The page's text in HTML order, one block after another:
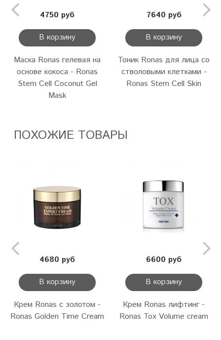
4750 руб
В корзину
Маска Ronas гелевая на
основе кокоса - Ronas
Stem Cell Coconut Gel
Mask
7640 руб
В корзину
Тоник Ronas для лица со
стволовыми клетками -
Ronas Stem Cell Skin
ПОХОЖИЕ ТОВАРЫ
4680 руб
В корзину
Крем Ronas с золотом -
Ronas Golden Time Cream
6600 руб
В корзину
Крем Ronas лифтинг -
Ronas Tox Volume cream